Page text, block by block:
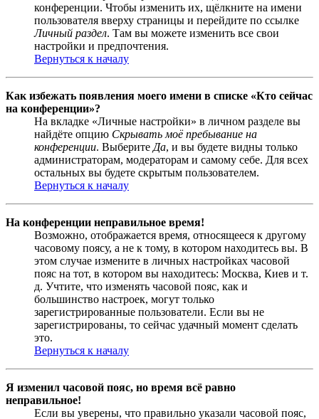
конференции. Чтобы изменить их, щёлкните на имени
пользователя вверху страницы и перейдите по ссылке
Личный раздел. Там вы можете изменить все свои
настройки и предпочтения.
Вернуться к началу
Как избежать появления моего имени в списке «Кто сейчас
на конференции»?
На вкладке «Личные настройки» в личном разделе вы
найдёте опцию Скрывать моё пребывание на
конференции. Выберите Да, и вы будете видны только
администраторам, модераторам и самому себе. Для всех
остальных вы будете скрытым пользователем.
Вернуться к началу
На конференции неправильное время!
Возможно, отображается время, относящееся к другому
часовому поясу, а не к тому, в котором находитесь вы. В
этом случае измените в личных настройках часовой
пояс на тот, в котором вы находитесь: Москва, Киев и т.
д. Учтите, что изменять часовой пояс, как и
большинство настроек, могут только
зарегистрированные пользователи. Если вы не
зарегистрированы, то сейчас удачный момент сделать
это.
Вернуться к началу
Я изменил часовой пояс, но время всё равно
неправильное!
Если вы уверены, что правильно указали часовой пояс,